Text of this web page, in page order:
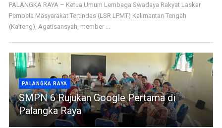
PALANGKA RAYA – Ketua Umum Lembaga Swadaya Rakyat Laskar
Pembela Masyarakat Tertindas (LSR LPMT) Kalimantan Tengah
(Kalteng), Agatisansyah, member ...
PALANGKA RAYA
SMPN 6 Rujukan Google Pertama di
Palangka Raya